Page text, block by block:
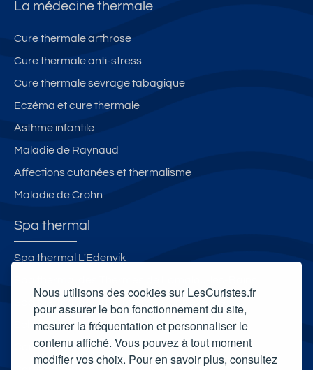
Nous utilisons des cookies sur LesCuristes.fr
pour assurer le bon fonctionnement du site,
mesurer la fréquentation et personnaliser le
contenu affiché. Vous pouvez à tout moment
modifier vos choix. Pour en savoir plus, consultez
La médecine thermale
Cure thermale arthrose
Cure thermale anti-stress
Cure thermale sevrage tabagique
Eczéma et cure thermale
Asthme infantile
Maladie de Raynaud
Affections cutanées et thermalisme
Maladie de Crohn
Spa thermal
Spa thermal L'Edenvik
Selya Resort Thermal & Spa
Carte cadeau spa Vichy